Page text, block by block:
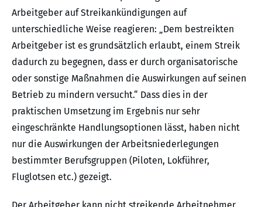
Arbeitgeber auf Streikankündigungen auf
unterschiedliche Weise reagieren: „Dem bestreikten
Arbeitgeber ist es grundsätzlich erlaubt, einem Streik
dadurch zu begegnen, dass er durch organisatorische
oder sonstige Maßnahmen die Auswirkungen auf seinen
Betrieb zu mindern versucht.“ Dass dies in der
praktischen Umsetzung im Ergebnis nur sehr
eingeschränkte Handlungsoptionen lässt, haben nicht
nur die Auswirkungen der Arbeitsniederlegungen
bestimmter Berufsgruppen (Piloten, Lokführer,
Fluglotsen etc.) gezeigt.